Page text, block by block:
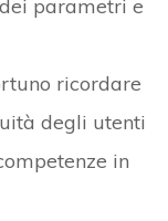
parametri e
ricordare
degli utenti
in